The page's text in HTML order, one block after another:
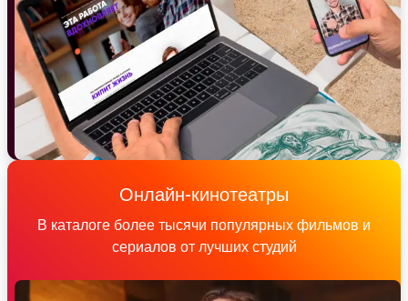
Онлайн-кинотеатры
В каталоге более тысячи популярных фильмов и
сериалов от лучших студий